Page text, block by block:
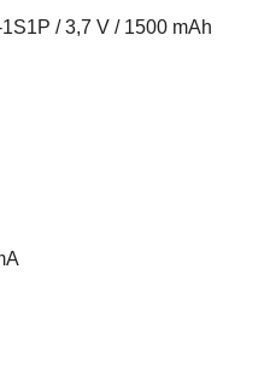
/ 3,7 V / 1500 mAh